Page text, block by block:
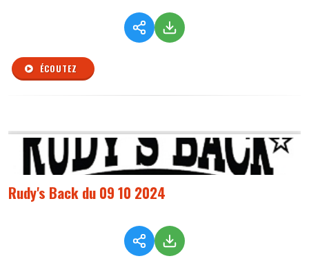
ÉCOUTEZ
Rudy's Back du 09 10 2024